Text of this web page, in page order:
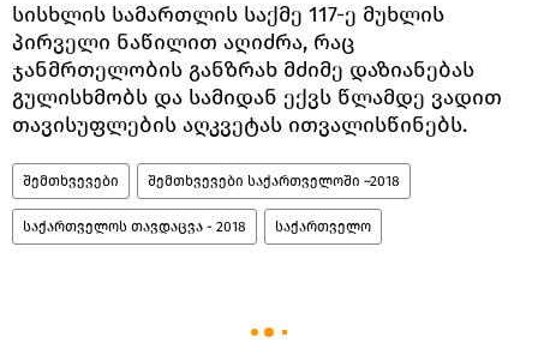
სისხლის სამართლის საქმე 117-ე მუხლის
პირველი ნაწილით აღიძრა, რაც
ჯანმრთელობის განზრახ მძიმე დაზიანებას
გულისხმობს და სამიდან ექვს წლამდე ვადით
თავისუფლების აღკვეტას ითვალისწინებს.
შემთხვევები შემთხვევები საქართველოში –2018
საქართველოს თავდაცვა - 2018 საქართველო